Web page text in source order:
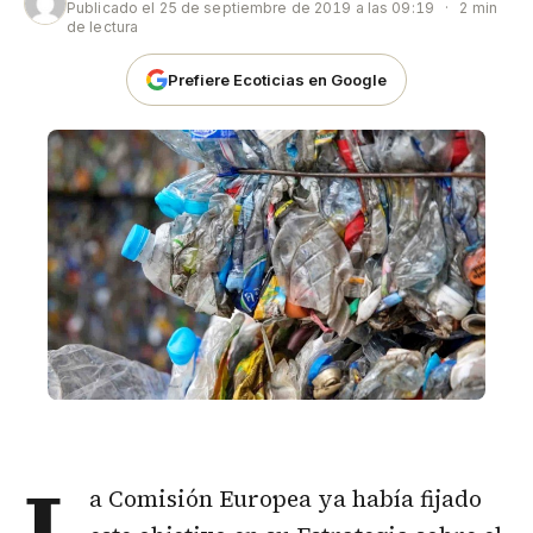
Publicado el 25 de septiembre de 2019 a las 09:19 ·
2 min
de lectura
Prefiere Ecoticias en Google
a Comisión Europea ya había fijado